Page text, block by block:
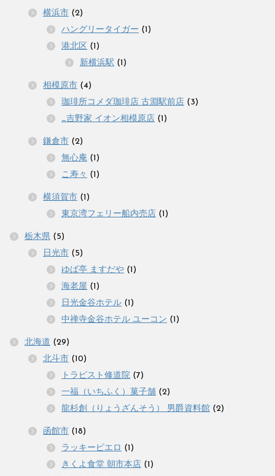
横浜市 (2)
ハングリータイガー (1)
港北区 (1)
新横浜駅 (1)
相模原市 (4)
珈琲所コメダ珈琲店 古淵駅前店 (3)
_吉野家 イオン相模原店 (1)
鎌倉市 (2)
無心庵 (1)
こ寿々 (1)
横須賀市 (1)
東京湾フェリー船内売店 (1)
栃木県 (5)
日光市 (5)
ゆば亭 ますだや (1)
海老屋 (1)
日光金谷ホテル (1)
中禅寺金谷ホテル ユーコン (1)
北海道 (29)
北斗市 (10)
トラピスト修道院 (7)
一福（いちふく）菓子舗 (2)
龍杉創（りょうざんそう） 男爵資料館 (2)
函館市 (18)
ラッキーピエロ (1)
きくよ食堂 朝市本店 (1)